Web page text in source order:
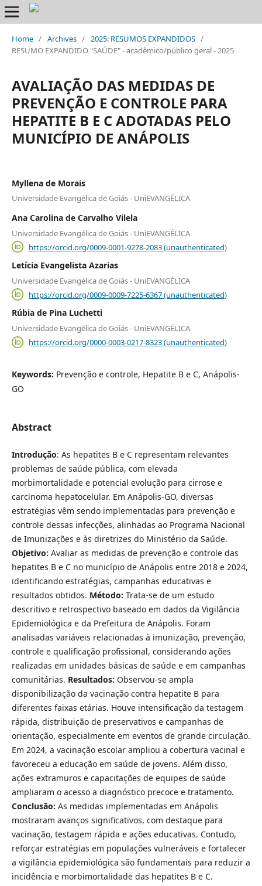
Home / Archives / 2025: RESUMOS EXPANDIDOS /
RESUMO EXPANDIDO "SAÚDE" - acadêmico/público geral - 2025
AVALIAÇÃO DAS MEDIDAS DE
PREVENÇÃO E CONTROLE PARA
HEPATITE B E C ADOTADAS PELO
MUNICÍPIO DE ANÁPOLIS
Myllena de Morais
Universidade Evangélica de Goiás - UniEVANGÉLICA
Ana Carolina de Carvalho Vilela
Universidade Evangélica de Goiás - UniEVANGÉLICA
https://orcid.org/0009-0001-9278-2083 (unauthenticated)
Letícia Evangelista Azarias
Universidade Evangélica de Goiás - UniEVANGÉLICA
https://orcid.org/0009-0009-7225-6367 (unauthenticated)
Rúbia de Pina Luchetti
Universidade Evangélica de Goiás - UniEVANGÉLICA
https://orcid.org/0000-0003-0217-8323 (unauthenticated)
Keywords: Prevenção e controle, Hepatite B e C, Anápolis-
GO
Abstract
Introdução: As hepatites B e C representam relevantes
problemas de saúde pública, com elevada
morbimortalidade e potencial evolução para cirrose e
carcinoma hepatocelular. Em Anápolis-GO, diversas
estratégias vêm sendo implementadas para prevenção e
controle dessas infecções, alinhadas ao Programa Nacional
de Imunizações e às diretrizes do Ministério da Saúde.
Objetivo: Avaliar as medidas de prevenção e controle das
hepatites B e C no município de Anápolis entre 2018 e 2024,
identificando estratégias, campanhas educativas e
resultados obtidos. Método: Trata-se de um estudo
descritivo e retrospectivo baseado em dados da Vigilância
Epidemiológica e da Prefeitura de Anápolis. Foram
analisadas variáveis relacionadas à imunização, prevenção,
controle e qualificação profissional, considerando ações
realizadas em unidades básicas de saúde e em campanhas
comunitárias. Resultados: Observou-se ampla
disponibilização da vacinação contra hepatite B para
diferentes faixas etárias. Houve intensificação da testagem
rápida, distribuição de preservativos e campanhas de
orientação, especialmente em eventos de grande circulação.
Em 2024, a vacinação escolar ampliou a cobertura vacinal e
favoreceu a educação em saúde de jovens. Além disso,
ações extramuros e capacitações de equipes de saúde
ampliaram o acesso a diagnóstico precoce e tratamento.
Conclusão: As medidas implementadas em Anápolis
mostraram avanços significativos, com destaque para
vacinação, testagem rápida e ações educativas. Contudo,
reforçar estratégias em populações vulneráveis e fortalecer
a vigilância epidemiológica são fundamentais para reduzir a
incidência e morbimortalidade das hepatites B e C.